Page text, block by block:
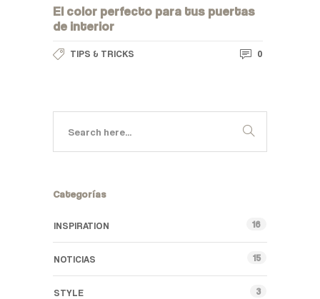
El color perfecto para tus puertas
de interior
TIPS & TRICKS 0
Categorías
INSPIRATION 16
NOTICIAS 15
STYLE 3